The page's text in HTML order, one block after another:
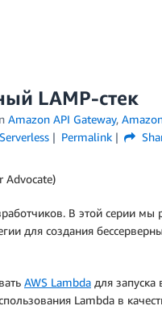
LAMP-стек
Amazon API Gateway,
Serverless Permalink
Advocate)
В этой серии
для создания
AWS Lambda для
Lambda в